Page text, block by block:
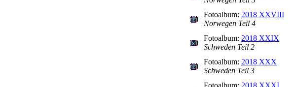
Fotoalbum: 2018 XXVIII
Norwegen Teil 4
Fotoalbum: 2018 XXIX
Schweden Teil 2
Fotoalbum: 2018 XXX
Schweden Teil 3
Fotoalbum: 2018 XXXI